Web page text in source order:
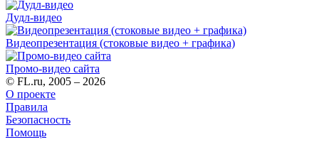
Дудл-видео
Видеопрезентация (стоковые видео + графика)
Промо-видео сайта
© FL.ru, 2005 – 2026
О проекте
Правила
Безопасность
Помощь